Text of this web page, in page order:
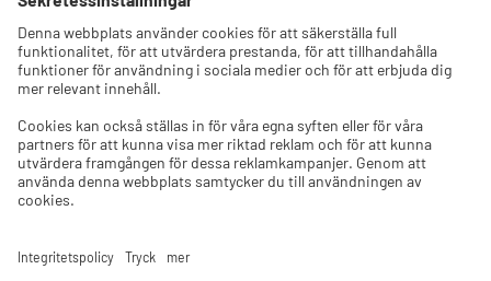
Företaget
Om oss
Kontakt
Välj butikens språk och välj det land där du befinner dig.